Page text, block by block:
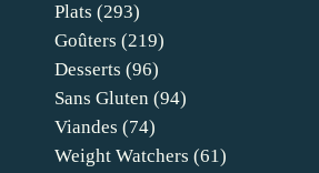
Plats (293)
Goûters (219)
Desserts (96)
Sans Gluten (94)
Viandes (74)
Weight Watchers (61)